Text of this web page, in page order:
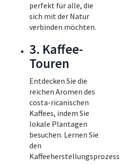
perfekt für alle, die
sich mit der Natur
verbinden möchten.
3. Kaffee-
Touren
Entdecken Sie die
reichen Aromen des
costa-ricanischen
Kaffees, indem Sie
lokale Plantagen
besuchen. Lernen Sie
den
Kaffeeherstellungsprozess